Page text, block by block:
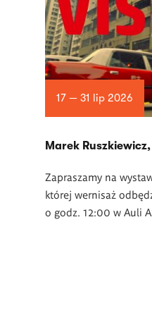
17 — 31 lip 2026
Marek
Zapraszamy na
której wernisaż
o godz. 12:00 w Auli